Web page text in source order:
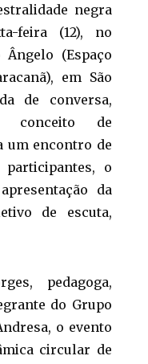
negra
feira (12), no
(Espaço
em São
de conversa,
conceito de
um encontro de
o
da
de escuta,
pedagoga,
do Grupo
o evento
circular de